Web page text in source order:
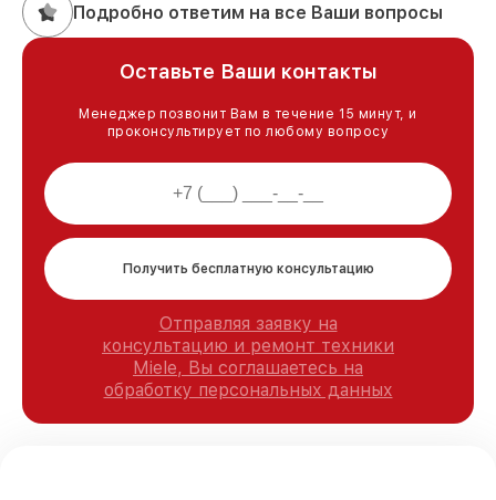
Подробно ответим на все Ваши вопросы
Оставьте Ваши контакты
Менеджер позвонит Вам в течение 15 минут, и
проконсультирует по любому вопросу
Получить бесплатную консультацию
Отправляя заявку на
консультацию и ремонт техники
Miele, Вы соглашаетесь на
обработку персональных данных